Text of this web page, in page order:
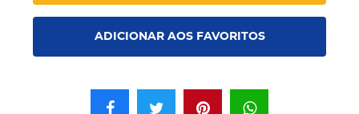
ADICIONAR AOS FAVORITOS